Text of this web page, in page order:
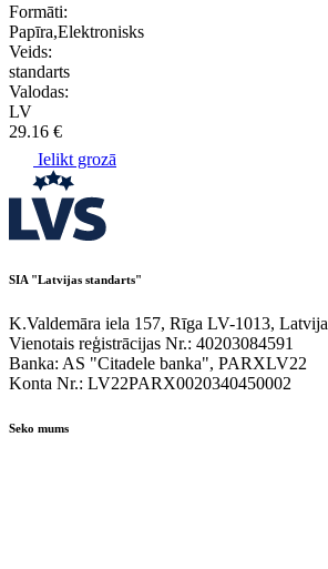
Formāti:
Papīra,Elektronisks
Veids:
standarts
Valodas:
LV
29.16 €
Ielikt grozā
SIA "Latvijas standarts"
K.Valdemāra iela 157, Rīga LV-1013, Latvija
Vienotais reģistrācijas Nr.: 40203084591
Banka: AS "Citadele banka", PARXLV22
Konta Nr.: LV22PARX0020340450002
Seko mums